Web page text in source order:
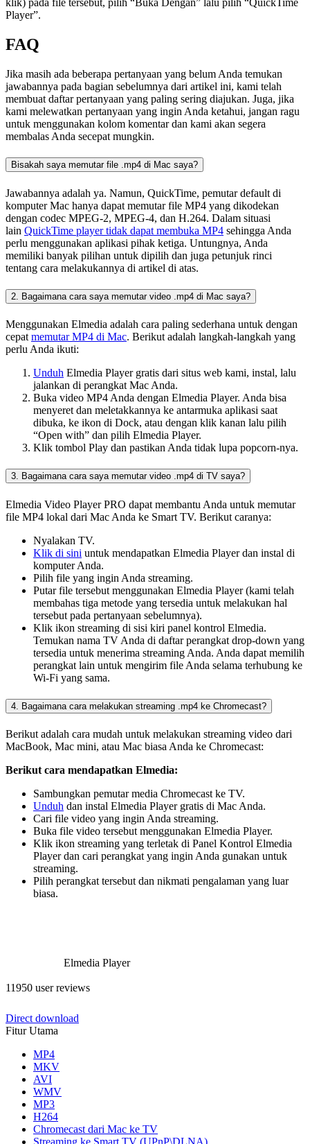
klik) pada file tersebut, pilih “Buka Dengan” lalu pilih “QuickTime
Player”.
FAQ
Jika masih ada beberapa pertanyaan yang belum Anda temukan
jawabannya pada bagian sebelumnya dari artikel ini, kami telah
membuat daftar pertanyaan yang paling sering diajukan. Juga, jika
kami melewatkan pertanyaan yang ingin Anda ketahui, jangan ragu
untuk menggunakan kolom komentar dan kami akan segera
membalas Anda secepat mungkin.
Bisakah saya memutar file .mp4 di Mac saya?
Jawabannya adalah ya. Namun, QuickTime, pemutar default di
komputer Mac hanya dapat memutar file MP4 yang dikodekan
dengan codec MPEG-2, MPEG-4, dan H.264. Dalam situasi
lain QuickTime player tidak dapat membuka MP4 sehingga Anda
perlu menggunakan aplikasi pihak ketiga. Untungnya, Anda
memiliki banyak pilihan untuk dipilih dan juga petunjuk rinci
tentang cara melakukannya di artikel di atas.
2. Bagaimana cara saya memutar video .mp4 di Mac saya?
Menggunakan Elmedia adalah cara paling sederhana untuk dengan
cepat memutar MP4 di Mac. Berikut adalah langkah-langkah yang
perlu Anda ikuti:
Unduh Elmedia Player gratis dari situs web kami, instal, lalu
jalankan di perangkat Mac Anda.
Buka video MP4 Anda dengan Elmedia Player. Anda bisa
menyeret dan meletakkannya ke antarmuka aplikasi saat
dibuka, ke ikon di Dock, atau dengan klik kanan lalu pilih
“Open with” dan pilih Elmedia Player.
Klik tombol Play dan pastikan Anda tidak lupa popcorn-nya.
3. Bagaimana cara saya memutar video .mp4 di TV saya?
Elmedia Video Player PRO dapat membantu Anda untuk memutar
file MP4 lokal dari Mac Anda ke Smart TV. Berikut caranya:
Nyalakan TV.
Klik di sini untuk mendapatkan Elmedia Player dan instal di
komputer Anda.
Pilih file yang ingin Anda streaming.
Putar file tersebut menggunakan Elmedia Player (kami telah
membahas tiga metode yang tersedia untuk melakukan hal
tersebut pada pertanyaan sebelumnya).
Klik ikon streaming di sisi kiri panel kontrol Elmedia.
Temukan nama TV Anda di daftar perangkat drop-down yang
tersedia untuk menerima streaming Anda. Anda dapat memilih
perangkat lain untuk mengirim file Anda selama terhubung ke
Wi-Fi yang sama.
4. Bagaimana cara melakukan streaming .mp4 ke Chromecast?
Berikut adalah cara mudah untuk melakukan streaming video dari
MacBook, Mac mini, atau Mac biasa Anda ke Chromecast:
Berikut cara mendapatkan Elmedia:
Sambungkan pemutar media Chromecast ke TV.
Unduh dan instal Elmedia Player gratis di Mac Anda.
Cari file video yang ingin Anda streaming.
Buka file video tersebut menggunakan Elmedia Player.
Klik ikon streaming yang terletak di Panel Kontrol Elmedia
Player dan cari perangkat yang ingin Anda gunakan untuk
streaming.
Pilih perangkat tersebut dan nikmati pengalaman yang luar
biasa.
Elmedia Player
11950 user reviews
Direct download
Fitur Utama
MP4
MKV
AVI
WMV
MP3
H264
Chromecast dari Mac ke TV